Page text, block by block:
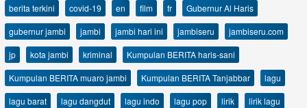
berita terkini
covid-19 en film fr
Gubernur Al Haris
gubernur jambi
jambi jambi hari ini jambiseru
jambiseru.com
jp
kota jambi kriminal
Kumpulan BERITA haris-sani
Kumpulan BERITA muaro jambi
Kumpulan BERITA Tanjabbar
lagu
lagu barat
lagu dangdut lagu indo lagu pop lirik
lirik lagu